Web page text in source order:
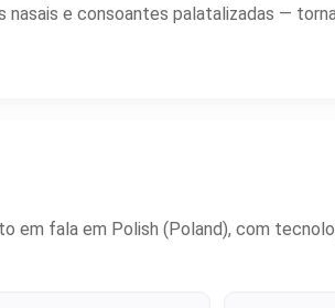
e consoantes palatalizadas —
fala em Polish (Poland), com